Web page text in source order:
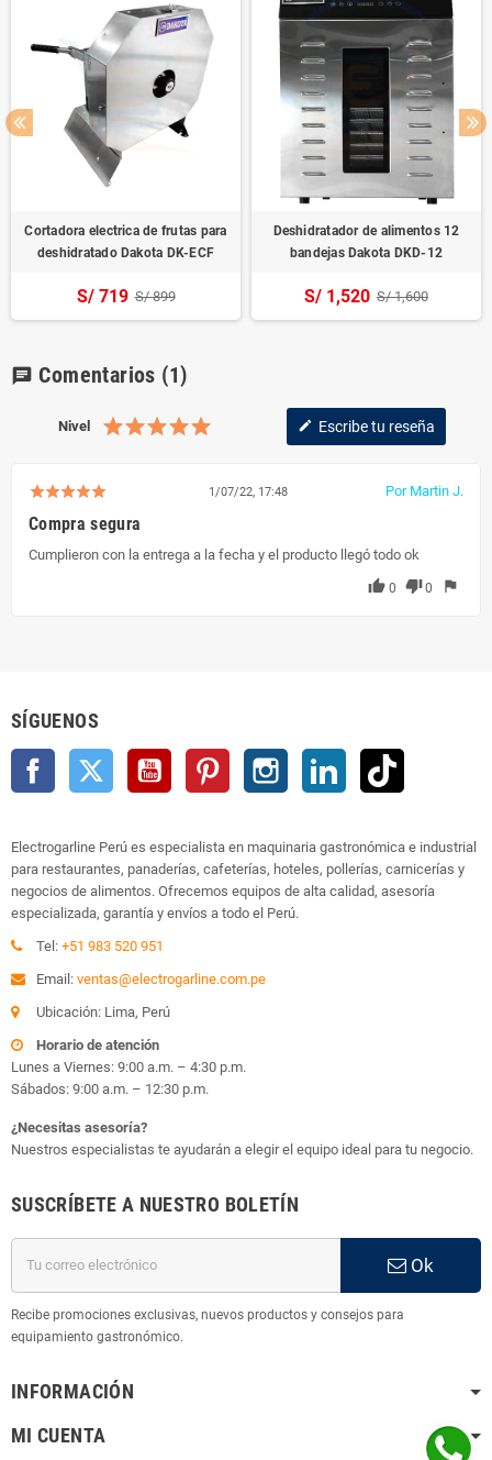
Cortadora electrica de frutas para
deshidratado Dakota DK-ECF
S/ 719 S/ 899
Deshidratador de alimentos 12
bandejas Dakota DKD-12
S/ 1,520 S/ 1,600
chat Comentarios (1)
Nivel edit Escribe tu reseña
1/07/22, 17:48 Por Martin J.
Compra segura
Cumplieron con la entrega a la fecha y el producto llegó todo ok
thumb_up 0 thumb_down0 flag
SÍGUENOS
Facebook Twitter YouTube Pinterest Instagram LinkedIn
Electrogarline Perú es especialista en maquinaria gastronómica e industrial
para restaurantes, panaderías, cafeterías, hoteles, pollerías, carnicerías y
negocios de alimentos. Ofrecemos equipos de alta calidad, asesoría
especializada, garantía y envíos a todo el Perú.
Tel: +51 983 520 951
Email: ventas@electrogarline.com.pe
Ubicación: Lima, Perú
Horario de atención
Lunes a Viernes: 9:00 a.m. – 4:30 p.m.
Sábados: 9:00 a.m. – 12:30 p.m.
¿Necesitas asesoría?
Nuestros especialistas te ayudarán a elegir el equipo ideal para tu negocio.
SUSCRÍBETE A NUESTRO BOLETÍN
Ok
Recibe promociones exclusivas, nuevos productos y consejos para
equipamiento gastronómico.
INFORMACIÓN
MI CUENTA